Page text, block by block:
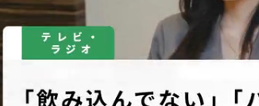
キョー滞在記》RM→渋谷で飲み会、JIN→伊豆の...
#玉木雄一郎
#亀和田武